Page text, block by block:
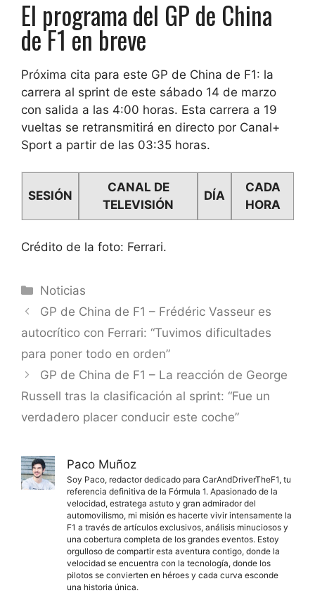
El programa del GP de China
de F1 en breve
Próxima cita para este GP de China de F1: la
carrera al sprint de este sábado 14 de marzo
con salida a las 4:00 horas. Esta carrera a 19
vueltas se retransmitirá en directo por Canal+
Sport a partir de las 03:35 horas.
SESIÓN
CANAL DE
TELEVISIÓN
DÍA
CADA
HORA
Crédito de la foto: Ferrari.
Categorías
Noticias
GP de China de F1 – Frédéric Vasseur es
autocrítico con Ferrari: “Tuvimos dificultades
para poner todo en orden”
GP de China de F1 – La reacción de George
Russell tras la clasificación al sprint: “Fue un
verdadero placer conducir este coche”
Paco Muñoz
Soy Paco, redactor dedicado para CarAndDriverTheF1, tu
referencia definitiva de la Fórmula 1. Apasionado de la
velocidad, estratega astuto y gran admirador del
automovilismo, mi misión es hacerte vivir intensamente la
F1 a través de artículos exclusivos, análisis minuciosos y
una cobertura completa de los grandes eventos. Estoy
orgulloso de compartir esta aventura contigo, donde la
velocidad se encuentra con la tecnología, donde los
pilotos se convierten en héroes y cada curva esconde
una historia única.